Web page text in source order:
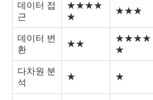
데이터 접
근
★★★★
★
★★★
데이터 변
환
★★
★★★★
★
다차원 분
석
★ ★